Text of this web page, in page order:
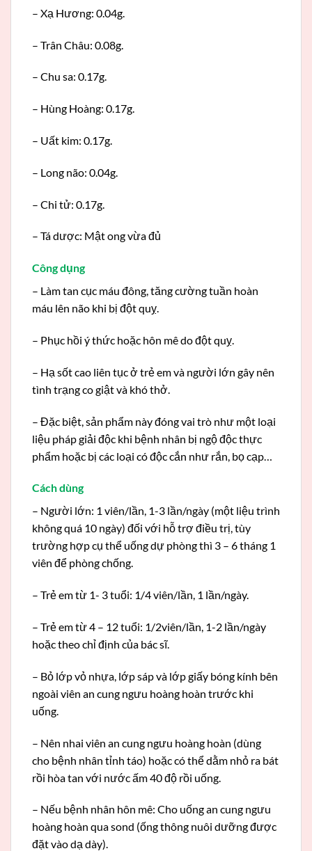
– Xạ Hương: 0.04g.
– Trân Châu: 0.08g.
– Chu sa: 0.17g.
– Hùng Hoàng: 0.17g.
– Uất kim: 0.17g.
– Long não: 0.04g.
– Chi tử: 0.17g.
– Tá dược: Mật ong vừa đủ
Công dụng
– Làm tan cục máu đông, tăng cường tuần hoàn
máu lên não khi bị đột quỵ.
– Phục hồi ý thức hoặc hôn mê do đột quỵ.
– Hạ sốt cao liên tục ở trẻ em và người lớn gây nên
tình trạng co giật và khó thở.
– Đặc biệt, sản phẩm này đóng vai trò như một loại
liệu pháp giải độc khi bệnh nhân bị ngộ độc thực
phẩm hoặc bị các loại có độc cắn như rắn, bọ cạp…
Cách dùng
– Người lớn: 1 viên/lần, 1-3 lần/ngày (một liệu trình
không quá 10 ngày) đối với hỗ trợ điều trị, tùy
trường hợp cụ thể uống dự phòng thì 3 – 6 tháng 1
viên để phòng chống.
– Trẻ em từ 1- 3 tuổi: 1/4 viên/lần, 1 lần/ngày.
– Trẻ em từ 4 – 12 tuổi: 1/2viên/lần, 1-2 lần/ngày
hoặc theo chỉ định của bác sĩ.
– Bỏ lớp vỏ nhựa, lớp sáp và lớp giấy bóng kính bên
ngoài viên an cung ngưu hoàng hoàn trước khi
uống.
– Nên nhai viên an cung ngưu hoàng hoàn (dùng
cho bệnh nhân tỉnh táo) hoặc có thể dằm nhỏ ra bát
rồi hòa tan với nước ấm 40 độ rồi uống.
– Nếu bệnh nhân hôn mê: Cho uống an cung ngưu
hoàng hoàn qua sond (ống thông nuôi dưỡng được
đặt vào dạ dày).